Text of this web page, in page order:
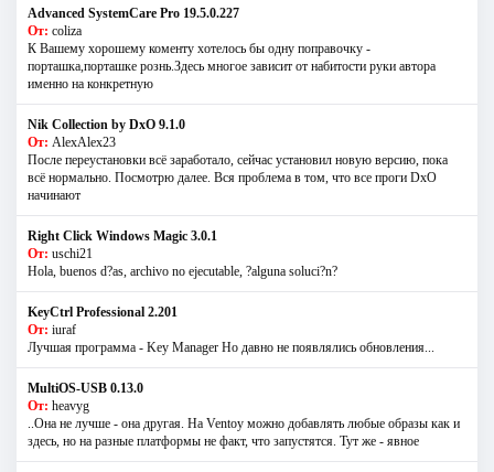
Advanced SystemCare Pro 19.5.0.227
От: coliza
К Вашему хорошему коменту хотелось бы одну поправочку -
порташка,порташке рознь.Здесь многое зависит от набитости руки автора
именно на конкретную
Nik Collection by DxO 9.1.0
От: AlexAlex23
После переустановки всё заработало, сейчас установил новую версию, пока
всё нормально. Посмотрю далее. Вся проблема в том, что все проги DxO
начинают
Right Click Windows Magic 3.0.1
От: uschi21
Hola, buenos d?as, archivo no ejecutable, ?alguna soluci?n?
KeyCtrl Professional 2.201
От: iuraf
Лучшая программа - Key Manager Но давно не появлялись обновления...
MultiOS-USB 0.13.0
От: heavyg
..Она не лучше - она другая. На Ventoy можно добавлять любые образы как и
здесь, но на разные платформы не факт, что запустятся. Тут же - явное